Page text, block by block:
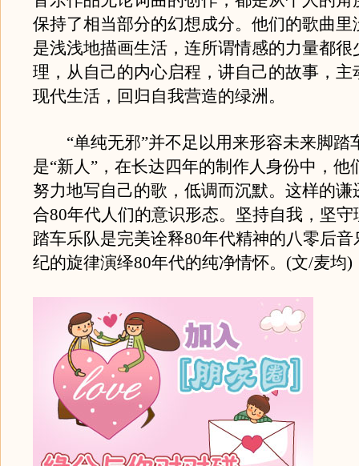
保持了相当部分的幻想成分。他们的歌曲里
是浅浅地描画生活，连所谓情感的力量都很
理，从自己的内心启程，讲自己的故事，主
现代生活，回归自我营造的绿洲。
“单纯无邪”并不足以用来形容未来脚踏
是“新人”，在长达四年的制作人身份中，他
努力地写自己的歌，低调而沉默。这样的谦
合80年代人们的意识形态。坚持自我，坚
踏车乐队是完美诠释80年代精神的八零后音
纪的旋律演绎80年代的纯净情怀。(文/麦均)